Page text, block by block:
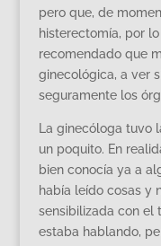
pero que, de
histerectomía, por
recomendado que
ginecológica, a ver
seguramente los
La ginecóloga tuvo
un poquito. En
bien conocía ya a
había leído cosas y
sensibilizada con el
estaba hablando,